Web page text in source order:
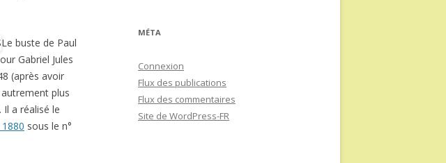
Le buste de Paul
Gabriel Jules
(après avoir
plus
a réalisé le
sous le n°
MÉTA
Connexion
Flux des publications
Flux des commentaires
Site de WordPress-FR